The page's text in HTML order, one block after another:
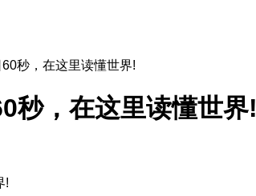
秒，在这里读懂世界!
秒，在这里读懂世界!